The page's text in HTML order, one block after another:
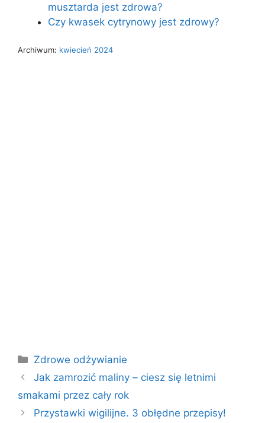
musztarda jest zdrowa?
Czy kwasek cytrynowy jest zdrowy?
Archiwum: kwiecień 2024
Kategorie
Zdrowe odżywianie
Jak zamrozić maliny – ciesz się letnimi
smakami przez cały rok
Przystawki wigilijne. 3 obłędne przepisy!